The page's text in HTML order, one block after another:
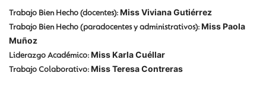
Trabajo Bien Hecho (docentes): Miss Viviana Gutiérrez
Trabajo Bien Hecho (paradocentes y administrativos): Miss Paola
Muñoz
Liderazgo Académico: Miss Karla Cuéllar
Trabajo Colaborativo: Miss Teresa Contreras